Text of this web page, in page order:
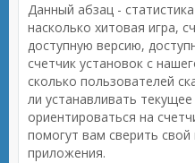
Данный абзац -
насколько хитовая игра,
доступную версию,
счетчик установок с
сколько пользователей
ли устанавливать
ориентироваться на
помогут вам сверить
приложения.